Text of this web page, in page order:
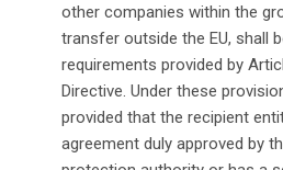
other companies within the
transfer outside the EU, shall
requirements provided by
Directive. Under these
provided that the recipient
agreement duly approved by